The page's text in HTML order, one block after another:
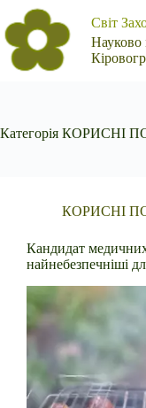
Перейти
до
вмісту
Світ
Науково
Категорія КОРИСНІ
КОРИСНІ
Кандидат
найнебезпечніші